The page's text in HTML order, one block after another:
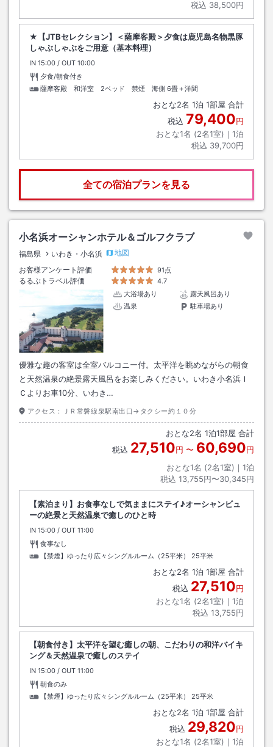
税込 38,500円
★【JTBセレクション】＜薩摩客殿＞夕食は鹿児島名物黒豚
しゃぶしゃぶをご用意（基本料理）
IN チェックイン
15:00 / OUT チェックアウト
10:00
夕食/朝食付き
薩摩客殿 和洋室 2ベッド 禁煙 海側 6畳＋洋間
おとな2名 1泊 1部屋 合計
税込 79,400円
おとな1名 (2名1室)｜ 1泊
税込 39,700円
全ての宿泊プランを見る
小名浜オーシャンホテル＆ゴルフクラブ
福島県 いわき・小名浜
地図
お客様アンケート評価
91点
るるぶトラベル評価
4.7
大浴場あり
露天風呂あり
温泉
駐車場あり
優雅な趣の客室は全室バルコニー付。太平洋を眺めながらの朝食
と天然温泉の絶景露天風呂をお楽しみください。いわき小名浜Ｉ
Ｃよりお車10分、いわき…
アクセス： ＪＲ常磐線泉駅南出口→タクシー約１０分
おとな2名 1泊1部屋 合計
税込 27,510円 〜 60,690円
おとな1名 (2名1室)｜ 1泊
税込 13,755円〜30,345円
【素泊まり】お食事なしで気ままにステイ♪オーシャンビュ
ーの絶景と天然温泉で癒しのひと時
IN チェックイン
15:00 / OUT チェックアウト
11:00
食事なし
【禁煙】ゆったり広々シングルルーム（25平米）
25平米
おとな2名 1泊 1部屋 合計
税込 27,510円
おとな1名 (2名1室)｜ 1泊
税込 13,755円
【朝食付き】太平洋を望む癒しの朝、こだわりの和洋バイキ
ング＆天然温泉で癒しのステイ
IN チェックイン
15:00 / OUT チェックアウト
11:00
朝食のみ
【禁煙】ゆったり広々シングルルーム（25平米）
25平米
おとな2名 1泊 1部屋 合計
税込 29,820円
おとな1名 (2名1室)｜ 1泊